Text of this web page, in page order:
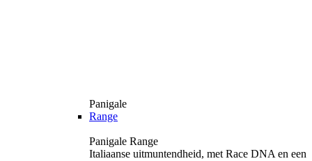
Panigale
Range
Panigale Range
Italiaanse uitmuntendheid, met Race DNA en een